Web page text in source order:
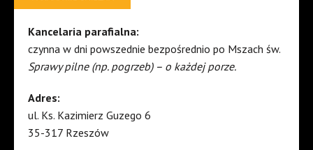
Kancelaria parafialna:
czynna w dni powszednie bezpośrednio po Mszach św.
Sprawy pilne (np. pogrzeb) – o każdej porze.
Adres:
ul. Ks. Kazimierz Guzego 6
35-317 Rzeszów